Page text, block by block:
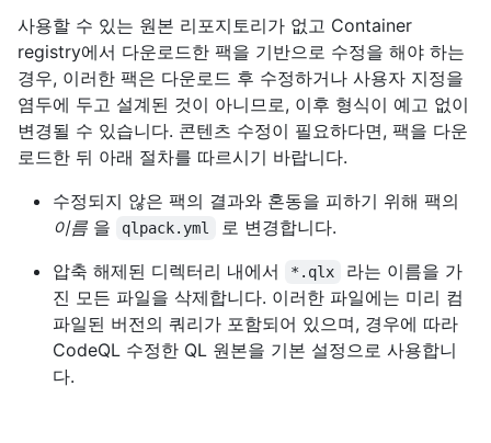
사용할 수 있는 원본 리포지토리가 없고 Container
registry에서 다운로드한 팩을 기반으로 수정을 해야 하는
경우, 이러한 팩은 다운로드 후 수정하거나 사용자 지정을
염두에 두고 설계된 것이 아니므로, 이후 형식이 예고 없이
변경될 수 있습니다. 콘텐츠 수정이 필요하다면, 팩을 다운
로드한 뒤 아래 절차를 따르시기 바랍니다.
수정되지 않은 팩의 결과와 혼동을 피하기 위해 팩의
이름 을 qlpack.yml
로 변경합니다.
압축 해제된 디렉터리 내에서
*.qlx
라는 이름을 가
진 모든 파일을 삭제합니다. 이러한 파일에는 미리 컴
파일된 버전의 쿼리가 포함되어 있으며, 경우에 따라
CodeQL 수정한 QL 원본을 기본 설정으로 사용합니
다.